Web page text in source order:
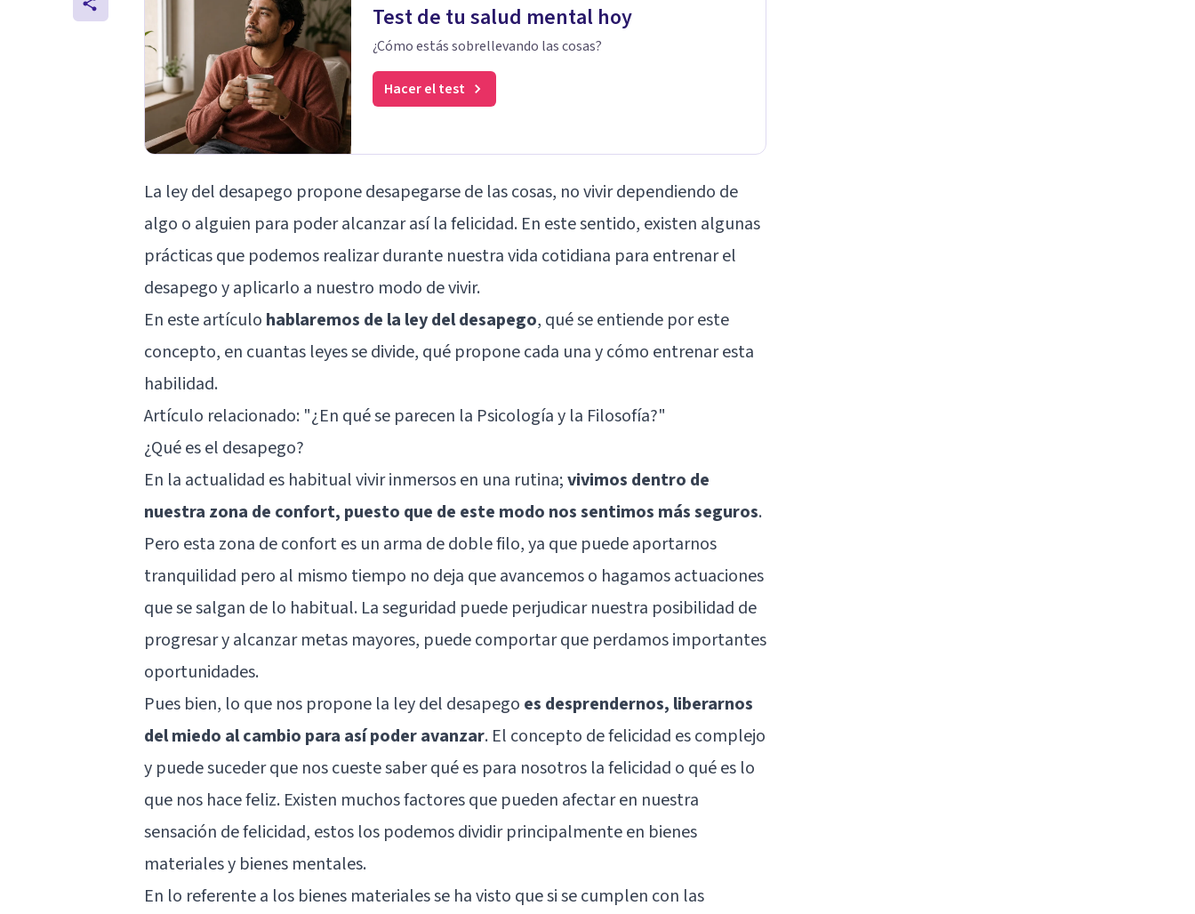
Test de tu salud mental hoy
¿Cómo estás sobrellevando las cosas?
Hacer el test
La ley del desapego propone desapegarse de las cosas, no vivir dependiendo de
algo o alguien para poder alcanzar así la felicidad. En este sentido, existen algunas
prácticas que podemos realizar durante nuestra vida cotidiana para entrenar el
desapego y aplicarlo a nuestro modo de vivir.
En este artículo hablaremos de la ley del desapego, qué se entiende por este
concepto, en cuantas leyes se divide, qué propone cada una y cómo entrenar esta
habilidad.
Artículo relacionado: "¿En qué se parecen la Psicología y la Filosofía?"
¿Qué es el desapego?
En la actualidad es habitual vivir inmersos en una rutina;vivimos dentro de
nuestra zona de confort, puesto que de este modo nos sentimos más seguros.
Pero esta zona de confort es un arma de doble filo, ya que puede aportarnos
tranquilidad pero al mismo tiempo no deja que avancemos o hagamos actuaciones
que se salgan de lo habitual. La seguridad puede perjudicar nuestra posibilidad de
progresar y alcanzar metas mayores, puede comportar que perdamos importantes
oportunidades.
Pues bien, lo que nos propone la ley del desapego es desprendernos, liberarnos
del miedo al cambio para así poder avanzar. El concepto de felicidad es complejo
y puede suceder que nos cueste saber qué es para nosotros la felicidad o qué es lo
que nos hace feliz. Existen muchos factores que pueden afectar en nuestra
sensación de felicidad, estos los podemos dividir principalmente en bienes
materiales y bienes mentales.
En lo referente a los bienes materiales se ha visto que si se cumplen con las